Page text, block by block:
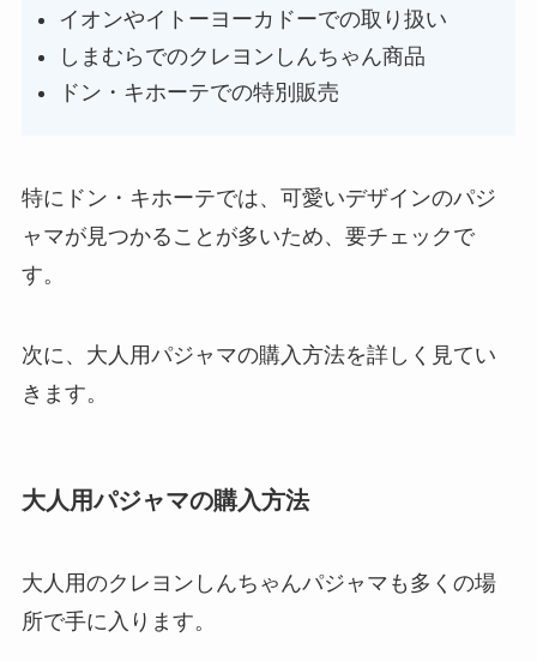
イオンやイトーヨーカドーでの取り扱い
しまむらでのクレヨンしんちゃん商品
ドン・キホーテでの特別販売
特にドン・キホーテでは、可愛いデザインのパジ
ャマが見つかることが多いため、要チェックで
す。
次に、大人用パジャマの購入方法を詳しく見てい
きます。
大人用パジャマの購入方法
大人用のクレヨンしんちゃんパジャマも多くの場
所で手に入ります。